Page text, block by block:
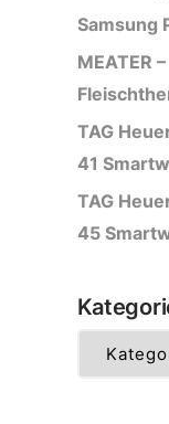
Samsung
MEATER
TAG
41
TAG
45